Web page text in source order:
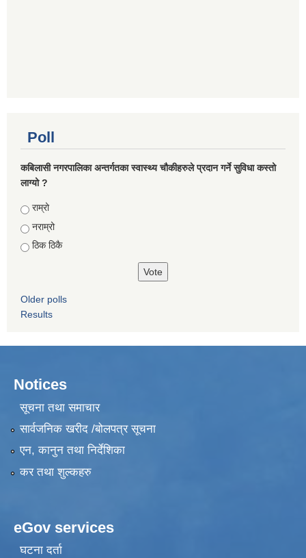
Poll
कबिलासी नगरपालिका अन्तर्गतका स्वास्थ्य चौकीहरुले प्रदान गर्ने सुविधा कस्तो
लाग्यो ?
Choices
राम्रो
नराम्रो
ठिक ठिकै
Older polls
Results
Notices
सूचना तथा समाचार
सार्वजनिक खरीद /बोलपत्र सूचना
एन, कानुन तथा निर्देशिका
कर तथा शुल्कहरु
eGov services
घटना दर्ता